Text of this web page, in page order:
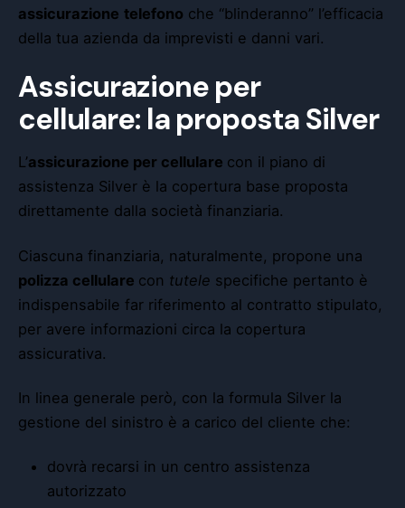
assicurazione telefono che “blinderanno” l’efficacia
della tua azienda da imprevisti e danni vari.
Assicurazione per
cellulare: la proposta Silver
L’assicurazione per cellulare con il piano di
assistenza Silver è la copertura base proposta
direttamente dalla società finanziaria.
Ciascuna finanziaria, naturalmente, propone una
polizza cellulare con tutele specifiche pertanto è
indispensabile far riferimento al contratto stipulato,
per avere informazioni circa la copertura
assicurativa.
In linea generale però, con la formula Silver la
gestione del sinistro è a carico del cliente che:
dovrà recarsi in un centro assistenza
autorizzato